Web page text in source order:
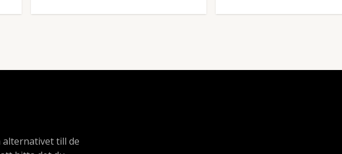
alternativet till de